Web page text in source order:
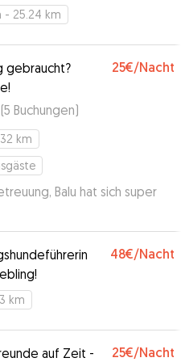
und schnell, wir haben Emmi
Einfach top. Immer
- 25.24 km
gebraucht?
25€/Nacht
(5 Buchungen)
km
Balu hat sich super
48€/Nacht
km
auf Zeit -
25€/Nacht